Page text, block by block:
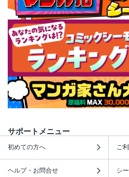
サポートメニュー
初めての方へ ご
ヘルプ・お問合せ シ